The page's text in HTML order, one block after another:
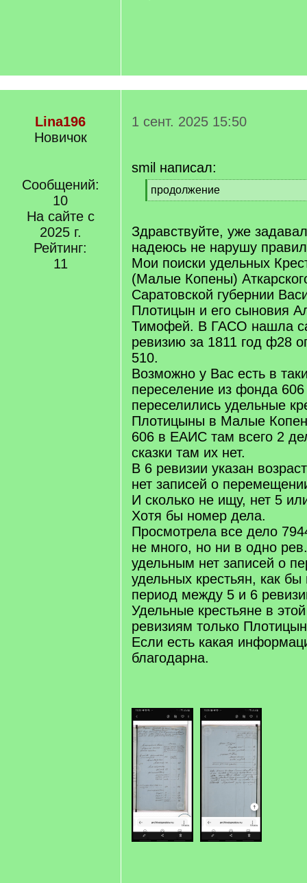
Lina196
Новичок
Сообщений:
10
На сайте с
2025 г.
Рейтинг:
11
1 сент. 2025 15:50
smil написал:
[
q
продолжение
[
q
]
Здравствуйте, уже
надеюсь не нарушу
Мои поиски удельных
(Малые Копены)
Саратовской губернии
Плотицын и его сыновия
Тимофей. В ГАСО нашла
ревизию за 1811 год ф28
510.
Возможно у Вас есть в
переселение из фонда 606
переселились удельные
Плотицыны в Малые
606 в ЕАИС там всего 2
сказки там их нет.
В 6 ревизии указан
нет записей о
И сколько не ищу, нет 5
Хотя бы номер дела.
Просмотрела все дело
не много, но ни в одно
удельным нет записей о
удельных крестьян, как
период между 5 и 6
Удельные крестьяне в
ревизиям только
Если есть какая
благодарна.